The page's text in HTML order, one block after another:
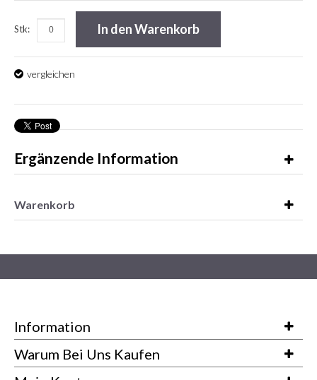
Stk: In den Warenkorb
vergleichen
Ergänzende Information
Warenkorb
Information
Warum Bei Uns Kaufen